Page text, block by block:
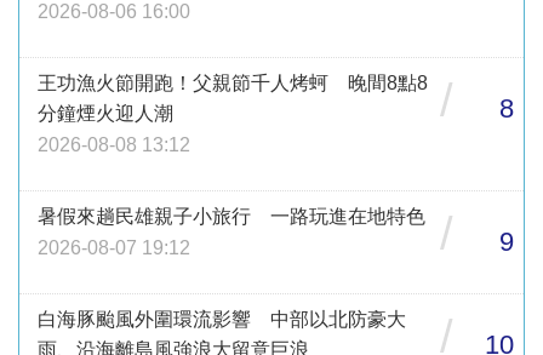
2026-08-06 16:00
王功漁火節開跑！父親節千人烤蚵 晚間8點8
分鐘煙火迎人潮
2026-08-08 13:12
/ 8
暑假來趟民雄親子小旅行 一路玩進在地特色
2026-08-07 19:12
/ 9
白海豚颱風外圍環流影響 中部以北防豪大
雨、沿海離島風強浪大留意巨浪
/ 10